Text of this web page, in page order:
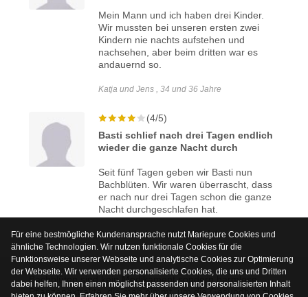
Mein Mann und ich haben drei Kinder.
Wir mussten bei unseren ersten zwei
Kindern nie nachts aufstehen und
nachsehen, aber beim dritten war es
andauernd so.
Katja und Jens , 34 und 36 Jahre
(4/5)
Basti schlief nach drei Tagen endlich
wieder die ganze Nacht durch
Seit fünf Tagen geben wir Basti nun
Bachblüten. Wir waren überrascht, dass
er nach nur drei Tagen schon die ganze
Nacht durchgeschlafen hat.
Bert und Andrea , 31 und 32 Jahre
Für eine bestmögliche Kundenansprache nutzt Mariepure Cookies und
ähnliche Technologien. Wir nutzen funktionale Cookies für die
Funktionsweise unserer Webseite und analytische Cookies zur Optimierung
der Webseite. Wir verwenden personalisierte Cookies, die uns und Dritten
dabei helfen, Ihnen einen möglichst passenden und personalisierten Inhalt
Bachblüten sind kein Medikament sondern harmlose
Pflanzenextrakte, die man nimmt, um die Gesundheit zu